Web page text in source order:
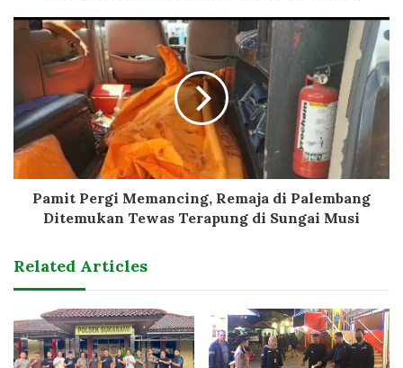
Pamit Pergi Memancing, Remaja di Palembang
Ditemukan Tewas Terapung di Sungai Musi
Related Articles